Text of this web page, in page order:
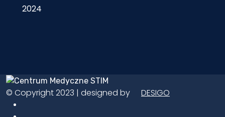
2024
© Copyright 2023 | designed by DESIGO